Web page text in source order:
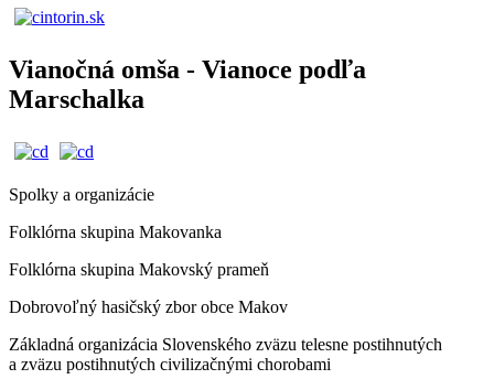
Vianočná omša - Vianoce podľa
Marschalka
Spolky a organizácie
Folklórna skupina Makovanka
Folklórna skupina Makovský prameň
Dobrovoľný hasičský zbor obce Makov
Základná organizácia Slovenského zväzu telesne postihnutých
a zväzu postihnutých civilizačnými chorobami